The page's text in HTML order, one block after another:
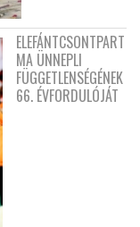
ELEFÁNTCSONTPART
MA ÜNNEPLI
FÜGGETLENSÉGÉNEK
66. ÉVFORDULÓJÁT